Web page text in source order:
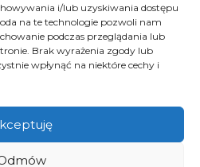
i/lub uzyskiwania dostępu
na te technologie pozwoli nam
podczas przeglądania lub
Brak wyrażenia zgody lub
wpłynąć na niektóre cechy i
REGON: 850412167, NIP:
PL868-10-14-503, KRS:
22.02.2002r. D-U-N-S